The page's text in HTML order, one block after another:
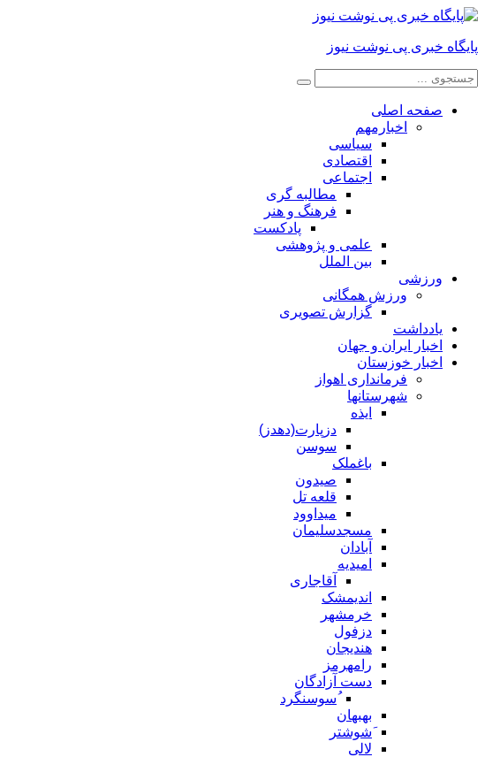
پایگاه خبری پی نوشت نیوز
صفحه اصلی
اخبارمهم
سیاسی
اقتصادی
اجتماعی
مطالبه گری
فرهنگ و هنر
پادکست
علمی و پژوهشی
بین الملل
ورزشی
ورزش همگانی
گزارش تصویری
یادداشت
اخبار ایران و جهان
اخبار خوزستان
فرمانداری اهواز
شهرستانها
ایذه
دزپارت(دهدز)
سوسن
باغملک
صیدون
قلعه تل
میداوود
مسجدسلیمان
آبادان
امیدیه
آقاجاری
اندیمشک
خرمشهر
دزفول
هندیجان
رامهرمز
دست آزادگان
ُسوسنگرد
بهبهان
َشوشتر
لالی